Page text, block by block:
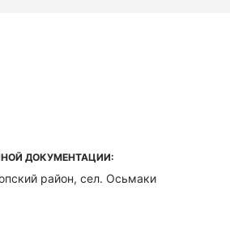
ДОКУМЕНТАЦИИ:
район, сел. Осьмаки